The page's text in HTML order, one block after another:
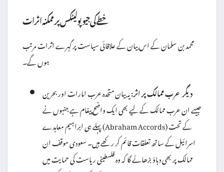
خطے کی جیو پولیٹکس پر ممکنہ اثرات
محمد بن سلمان کے اس بیان کے علاقائی سیاست پر گہرے اثرات مرتب
ہوں گے۔
دیگر عرب ممالک پر اثر:یہ بیان متحدہ عرب امارات اور بحرین
جیسے ان عرب ممالک کے لیے بھی ایک واضح پیغام ہے جنہوں نے
پہلے ہی ابراہیم معاہدے (Abraham Accords) کے تحت
اسرائیل کے ساتھ تعلقات قائم کر رکھے ہیں۔ سعودی موقف ان
ممالک پر بھی دباؤ بڑھائے گا کہ وہ فلسطینی ریاست کی حمایت میں